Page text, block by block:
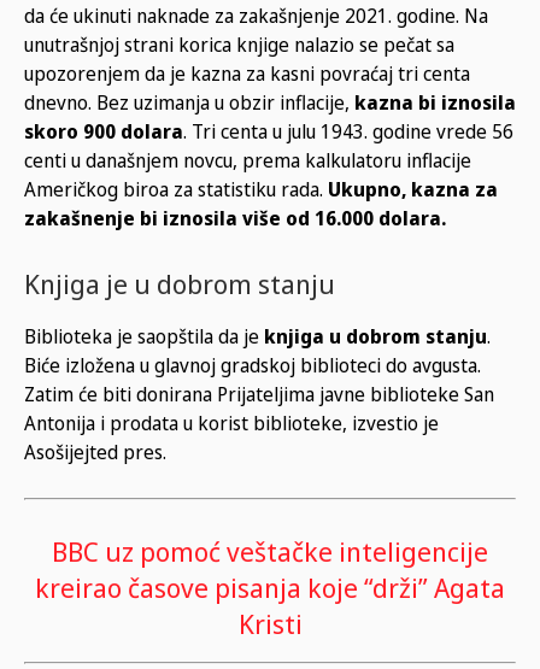
da će ukinuti naknade za zakašnjenje 2021. godine. Na
unutrašnjoj strani korica knjige nalazio se pečat sa
upozorenjem da je kazna za kasni povraćaj tri centa
dnevno. Bez uzimanja u obzir inflacije, kazna bi iznosila
skoro 900 dolara. Tri centa u julu 1943. godine vrede 56
centi u današnjem novcu, prema kalkulatoru inflacije
Američkog biroa za statistiku rada. Ukupno, kazna za
zakašnenje bi iznosila više od 16.000 dolara.
Knjiga je u dobrom stanju
Biblioteka je saopštila da je knjiga u dobrom stanju.
Biće izložena u glavnoj gradskoj biblioteci do avgusta.
Zatim će biti donirana Prijateljima javne biblioteke San
Antonija i prodata u korist biblioteke, izvestio je
Asošijejted pres.
BBC uz pomoć veštačke inteligencije
kreirao časove pisanja koje “drži” Agata
Kristi